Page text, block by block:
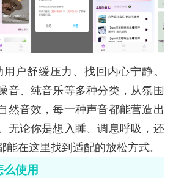
户舒缓压力、找回内心宁静。
音、纯音乐等多种分类，从氛围
然音效，每一种声音都能营造出
无论你是想入睡、调息呼吸，还
能在这里找到适配的放松方式。
使用